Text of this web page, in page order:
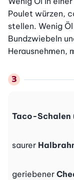
Poulet würzen,
stellen. Wenig
Bundzwiebeln
Herausnehmen,
Taco-Schalen
saurer
geriebener